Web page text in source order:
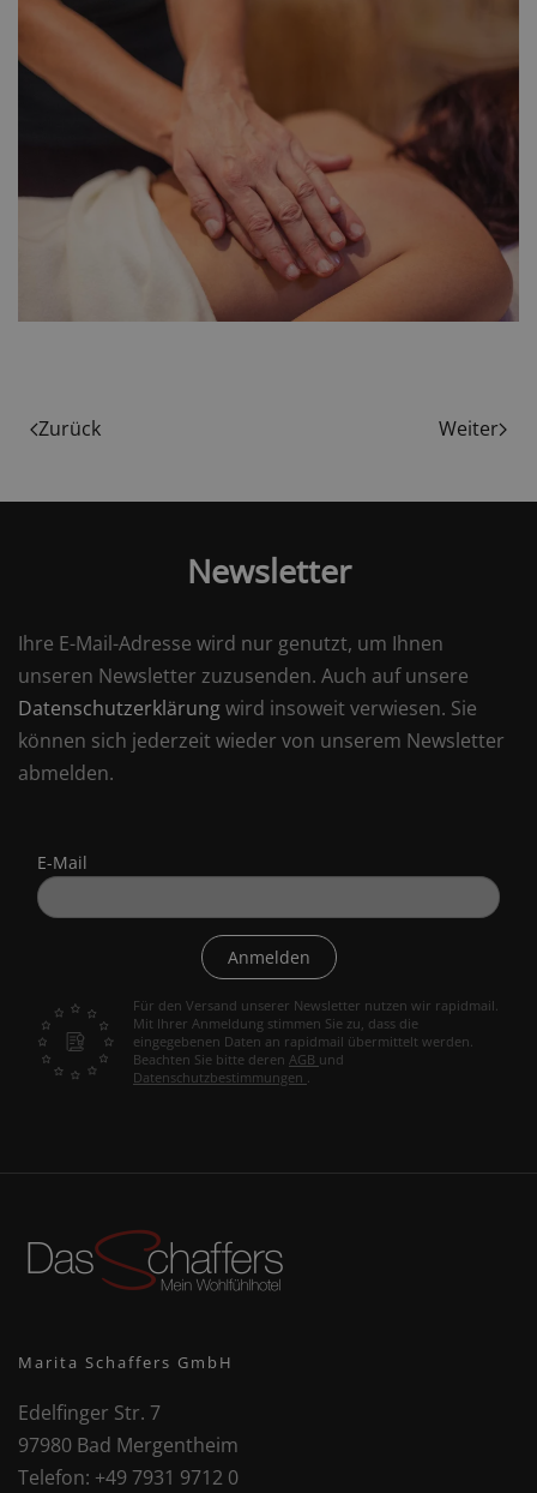
Zurück Weiter
Newsletter
Ihre E-Mail-Adresse wird nur genutzt, um Ihnen
unseren Newsletter zuzusenden. Auch auf unsere
Datenschutzerklärungwird insoweit verwiesen. Sie
können sich jederzeit wieder von unserem Newsletter
abmelden.
E-Mail
Anmelden
Für den Versand unserer Newsletter nutzen wir rapidmail.
Mit Ihrer Anmeldung stimmen Sie zu, dass die
eingegebenen Daten an rapidmail übermittelt werden.
Beachten Sie bitte deren AGB und
Datenschutzbestimmungen .
Marita Schaffers GmbH
Edelfinger Str. 7
97980 Bad Mergentheim
Telefon: +49 7931 9712 0